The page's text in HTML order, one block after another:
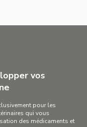
vos
pour les
qui vous
des médicaments et